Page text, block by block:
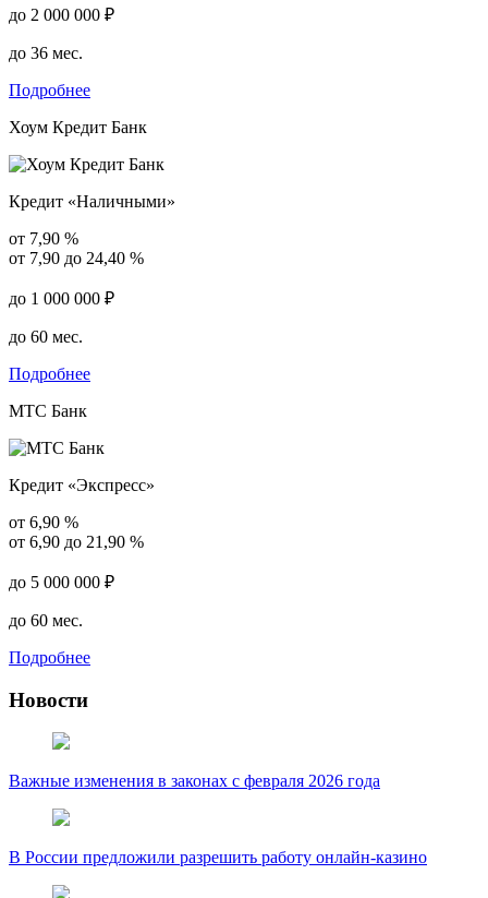
до 2 000 000 ₽
до 36 мес.
Подробнее
Хоум Кредит Банк
Кредит «Наличными»
от 7,90 %
от 7,90 до 24,40 %
до 1 000 000 ₽
до 60 мес.
Подробнее
МТС Банк
Кредит «Экспресс»
от 6,90 %
от 6,90 до 21,90 %
до 5 000 000 ₽
до 60 мес.
Подробнее
Новости
Важные изменения в законах с февраля 2026 года
В России предложили разрешить работу онлайн-казино